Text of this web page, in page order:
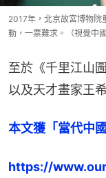
2017年，北京故宮博物
動，一票難求。（視覺中
至於《千里江山
以及天才畫家王
本文獲「當代中
https://